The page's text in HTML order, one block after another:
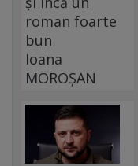
roman foarte
bun
Ioana
MOROȘAN